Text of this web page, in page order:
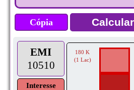
Cópia
EMI
10510
Interesse
180 K
(1 Lac)